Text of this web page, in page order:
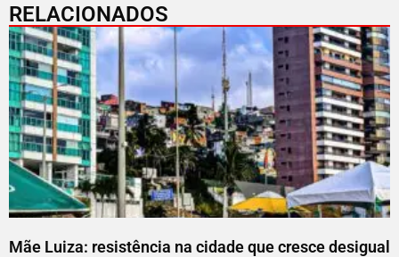
RELACIONADOS
Mãe Luiza: resistência na cidade que cresce desigual